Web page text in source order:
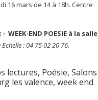
16 mars de 14 à 18h. Centre
- WEEK-END POESIE à la salle
: 04 75 02 20 76.
lectures, Poésie,Salons
les valence, week end